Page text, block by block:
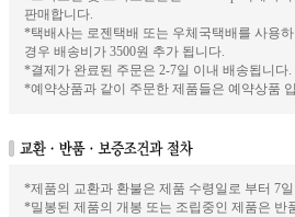
판매합니다.
*택배사는 로젠택배 또는 우체국택배를 사용
경우 배송비가 3500원 추가 됩니다.
*결제가 완료된 주문은 2-7일 이내 배송됩니다.
*예약상품과 같이 주문한 제품들은 예약상품
*제품의 교환과 환불은 제품 수령일로 부터 7
*밀봉된 제품의 개봉 또는 조립중인 제품은 반